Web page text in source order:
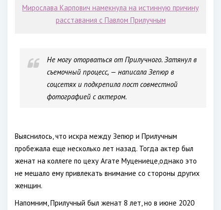
Мирослава Карпович намекнула на истинную причину
расставания с Павлом Прилучным
Не могу оторваться от Прилучного. Затянул в
съемочный процесс, — написала Зепюр в
соцсетях и подкрепила пост совместной
фотографией с актером.
Выяснилось, что искра между Зепюр и Прилучным
пробежала еще несколько лет назад. Тогда актер был
женат на коллеге по цеху Агате Муцениеце,однако это
не мешало ему привлекать внимание со стороны других
женщин.
Напомним, Прилучный был женат 8 лет, но в июне 2020